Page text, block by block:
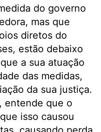
do governo
mas que
diretos do
estão debaixo
a sua atuação
das medidas,
da sua justiça.
entende que o
isso causou